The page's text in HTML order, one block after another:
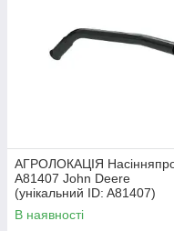
АГРОЛОКАЦІЯ
A81407 John Deere
(унікальний ID: A81407)
В наявності